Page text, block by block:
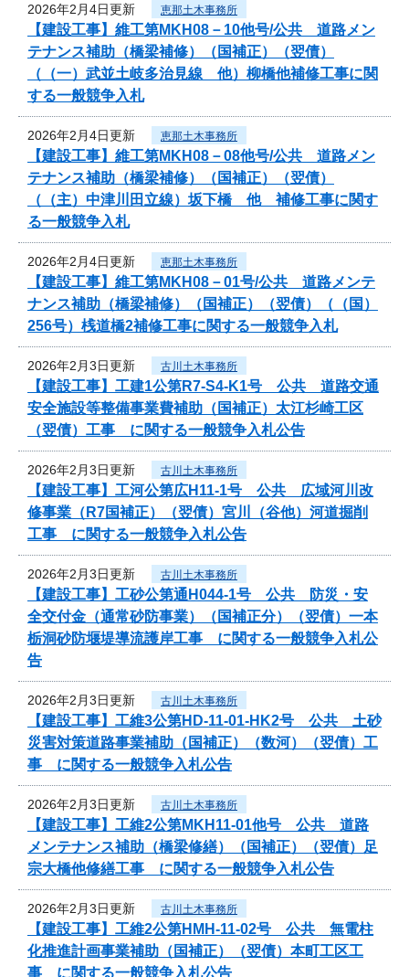
2026年2月4日更新 恵那土木事務所
【建設工事】維工第MKH08－10他号/公共 道路メン
テナンス補助（橋梁補修）（国補正）（翌債）
（（一）武並土岐多治見線 他）柳橋他補修工事に関
する一般競争入札
2026年2月4日更新 恵那土木事務所
【建設工事】維工第MKH08－08他号/公共 道路メン
テナンス補助（橋梁補修）（国補正）（翌債）
（（主）中津川田立線）坂下橋 他 補修工事に関す
る一般競争入札
2026年2月4日更新 恵那土木事務所
【建設工事】維工第MKH08－01号/公共 道路メンテ
ナンス補助（橋梁補修）（国補正）（翌債）（（国）
256号）桟道橋2補修工事に関する一般競争入札
2026年2月3日更新 古川土木事務所
【建設工事】工建1公第R7-S4-K1号 公共 道路交通
安全施設等整備事業費補助（国補正）太江杉崎工区
（翌債）工事 に関する一般競争入札公告
2026年2月3日更新 古川土木事務所
【建設工事】工河公第広H11-1号 公共 広域河川改
修事業（R7国補正）（翌債）宮川（谷他）河道掘削
工事 に関する一般競争入札公告
2026年2月3日更新 古川土木事務所
【建設工事】工砂公第通H044-1号 公共 防災・安
全交付金（通常砂防事業）（国補正分）（翌債）一本
栃洞砂防堰堤導流護岸工事 に関する一般競争入札公
告
2026年2月3日更新 古川土木事務所
【建設工事】工維3公第HD-11-01-HK2号 公共 土砂
災害対策道路事業補助（国補正）（数河）（翌債）工
事 に関する一般競争入札公告
2026年2月3日更新 古川土木事務所
【建設工事】工維2公第MKH11-01他号 公共 道路
メンテナンス補助（橋梁修繕）（国補正）（翌債）足
宗大橋他修繕工事 に関する一般競争入札公告
2026年2月3日更新 古川土木事務所
【建設工事】工維2公第HMH-11-02号 公共 無電柱
化推進計画事業補助（国補正）（翌債）本町工区工
事 に関する一般競争入札公告